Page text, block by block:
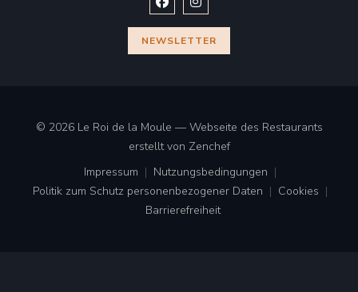
Facebook ((öffnet ein neues
Instagram ((öffnet ein neues
NEWSLETTER
© 2026 Le Roi de la Moule — Webseite des Restaurants
erstellt von Zenchef((öffnet ein neues
Impressum
((öffnet ein neues Fenster))
Nutzungsbedingungen
((öffnet ein neues Fenster))
Politik zum Schutz personenbezogener Daten
((öffnet ein neues Fenster))
Cookies
((öffnet
Barrierefreiheit
((öffnet ein neues Fenster))